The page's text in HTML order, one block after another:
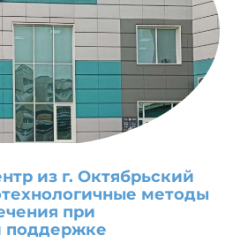
из г. Октябрьский
методы
при
поддержке